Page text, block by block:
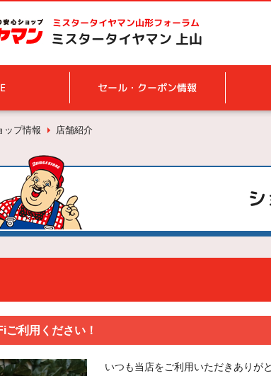
ミスタータイヤマン山形フォーラム
ミスタータイヤマン 上山
セール・クーポン情報
ップ情報 店舗紹介
ご利用ください！
いつも当店をご利用いただきありが